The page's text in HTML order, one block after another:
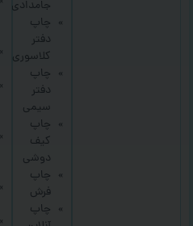
جامدادی
چاپ
دفتر
کلاسوری
چاپ
دفتر
سیمی
چاپ
کیف
دوشی
چاپ
فرش
چاپ